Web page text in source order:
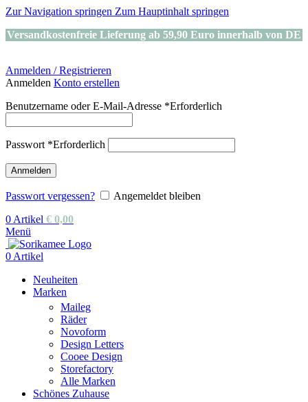
Zur Navigation springen Zum Hauptinhalt springen
Versandkostenfreie Lieferung ab 59,90 Euro innerhalb von DE
Anmelden / Registrieren
Anmelden Konto erstellen
Benutzername oder E-Mail-Adresse *Erforderlich
Passwort *Erforderlich
Anmelden
Passwort vergessen?
Angemeldet bleiben
0 Artikel € 0,00
Menü
0 Artikel
Neuheiten
Marken
Maileg
Räder
Novoform
Design Letters
Cooee Design
Storefactory
Alle Marken
Schönes Zuhause